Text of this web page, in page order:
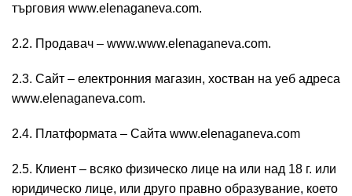
търговия www.elenaganeva.com.
2.2. Продавач – www.www.elenaganeva.com.
2.3. Сайт – електронния магазин, хостван на уеб адреса
www.elenaganeva.com.
2.4. Платформата – Сайта www.elenaganeva.com
2.5. Клиент – всяко физическо лице на или над 18 г. или
юридическо лице, или друго правно образувание, което